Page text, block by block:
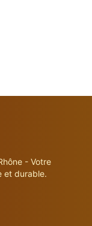
- Votre
et durable.